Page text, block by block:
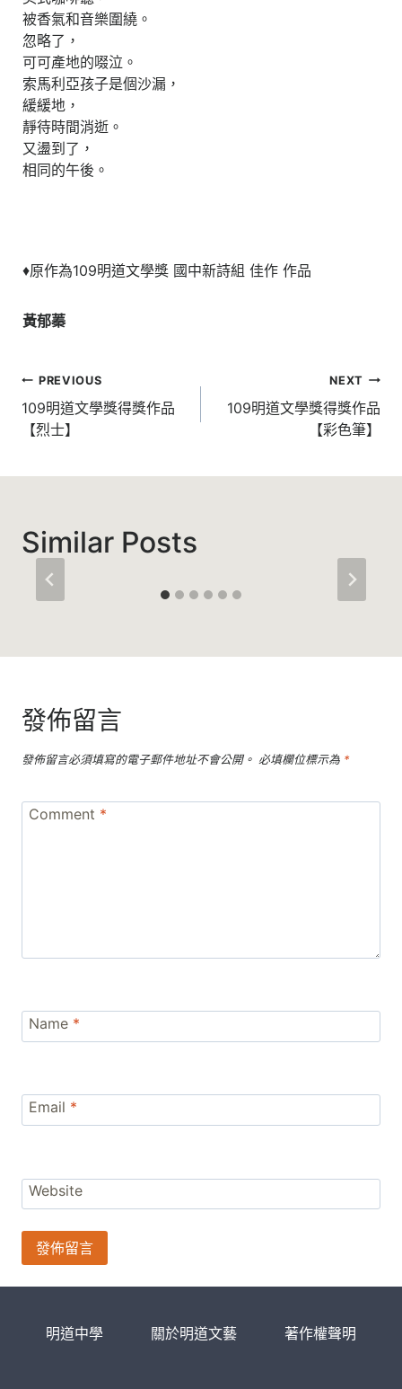
被香氣和音樂圍繞。
忽略了，
可可產地的啜泣。
索馬利亞孩子是個沙漏，
緩緩地，
靜待時間消逝。
又盪到了，
相同的午後。
♦原作為109明道文學獎 國中新詩組 佳作 作品
黃郁蓁
文
章
導
覽
PREVIOUS
109明道文學獎得獎作品
【烈士】
NEXT
109明道文學獎得獎作品
【彩色筆】
Similar Posts
發佈留言
發佈留言必須填寫的電子郵件地址不會公開。 必填欄位標示為 *
Comment *
Name *
Email *
Website
明道中學 關於明道文藝 著作權聲明